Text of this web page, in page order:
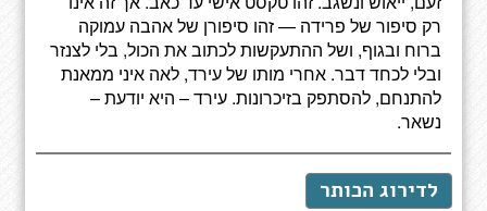
רק סיפור של פרידה — זהו סיפורן של אהבה עמוקה
ברוח ובגוף, ושל ההתעקשות לכתוב את הכול, בלי לצנזר
ובלי לכחד דבר. אחרי מותו של עירד, לאה איני ממאנת
להתנחם, להסתפק בזיכרונות. עירד – היא יודעת –
נשאר.
לדירוג הכותר